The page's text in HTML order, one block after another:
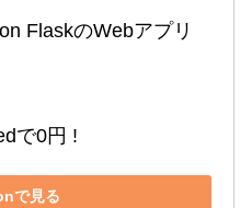
FlaskのWebアプリ
で0円 !
で見る